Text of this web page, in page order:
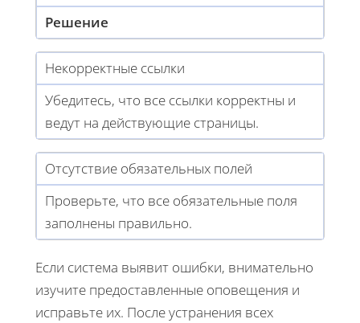
Решение
Некорректные ссылки
Убедитесь, что все ссылки корректны и
ведут на действующие страницы.
Отсутствие обязательных полей
Проверьте, что все обязательные поля
заполнены правильно.
Если система выявит ошибки, внимательно
изучите предоставленные оповещения и
исправьте их. После устранения всех